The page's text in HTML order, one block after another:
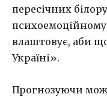
пересічних
влаштовує, аби
Україні».
Прогнозуючи